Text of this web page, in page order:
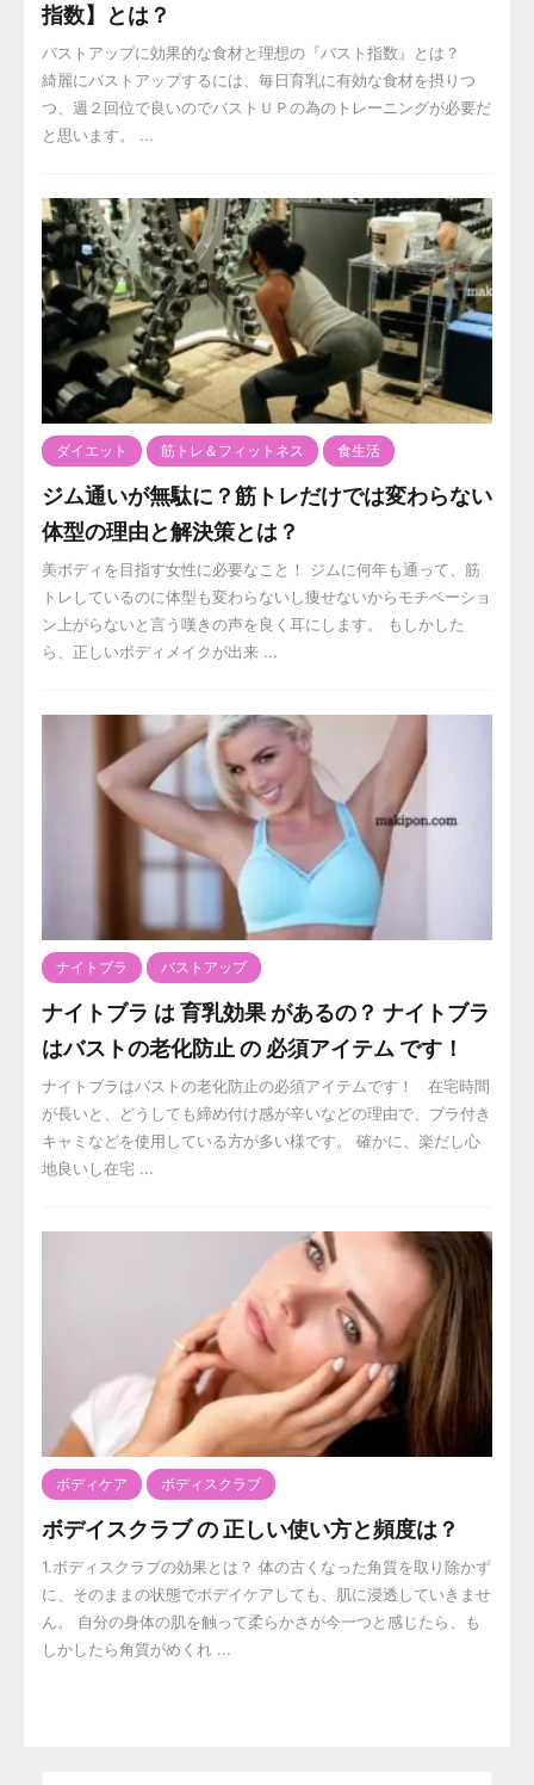
指数】とは？
バストアップに効果的な食材と理想の『バスト指数』とは？
綺麗にバストアップするには、毎日育乳に有効な食材を摂りつ
つ、週２回位で良いのでバストＵＰの為のトレーニングが必要だ
と思います。 ...
ダイエット 筋トレ＆フィットネス 食生活
ジム通いが無駄に？筋トレだけでは変わらない
体型の理由と解決策とは？
美ボディを目指す女性に必要なこと！ ジムに何年も通って、筋
トレしているのに体型も変わらないし痩せないからモチベーショ
ン上がらないと言う嘆きの声を良く耳にします。 もしかした
ら、正しいボディメイクが出来 ...
ナイトブラ バストアップ
ナイトブラ は 育乳効果 があるの？ ナイトブラ
はバストの老化防止 の 必須アイテム です！
ナイトブラはバストの老化防止の必須アイテムです！ 在宅時間
が長いと、どうしても締め付け感が辛いなどの理由で、ブラ付き
キャミなどを使用している方が多い様です。 確かに、楽だし心
地良いし在宅 ...
ボディケア ボディスクラブ
ボデイスクラブ の 正しい使い方と頻度は？
1.ボディスクラブの効果とは？ 体の古くなった角質を取り除かず
に、そのままの状態でボデイケアしても、肌に浸透していきませ
ん。 自分の身体の肌を触って柔らかさが今一つと感じたら、も
しかしたら角質がめくれ ...